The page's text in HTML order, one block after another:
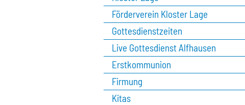
Förderverein Kloster Lage
Gottesdienstzeiten
Live Gottesdienst Alfhausen
Erstkommunion
Firmung
Kitas